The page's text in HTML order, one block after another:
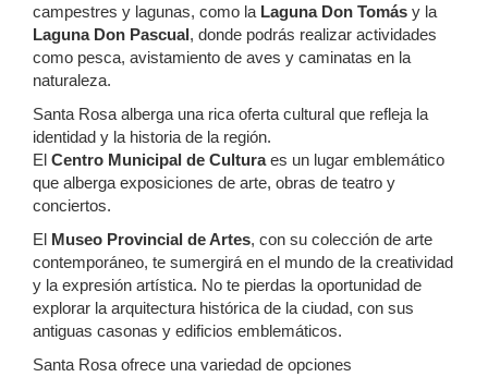
campestres y lagunas, como la Laguna Don Tomás y la
Laguna Don Pascual, donde podrás realizar actividades
como pesca, avistamiento de aves y caminatas en la
naturaleza.
Santa Rosa alberga una rica oferta cultural que refleja la
identidad y la historia de la región.
El Centro Municipal de Culturaes un lugar emblemático
que alberga exposiciones de arte, obras de teatro y
conciertos.
El Museo Provincial de Artes, con su colección de arte
contemporáneo, te sumergirá en el mundo de la creatividad
y la expresión artística. No te pierdas la oportunidad de
explorar la arquitectura histórica de la ciudad, con sus
antiguas casonas y edificios emblemáticos.
Santa Rosa ofrece una variedad de opciones